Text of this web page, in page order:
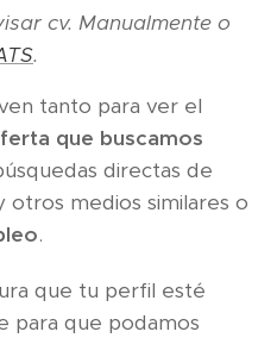
cv. Manualmente o
.
tanto para ver el
que buscamos
directas de
otros medios similares o
.
que tu perfil esté
para que podamos